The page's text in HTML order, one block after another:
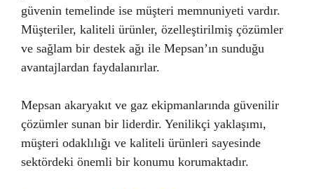
güvenin temelinde ise müşteri memnuniyeti vardır.
Müşteriler, kaliteli ürünler, özelleştirilmiş çözümler
ve sağlam bir destek ağı ile Mepsan’ın sunduğu
avantajlardan faydalanırlar.
Mepsan akaryakıt ve gaz ekipmanlarında güvenilir
çözümler sunan bir liderdir. Yenilikçi yaklaşımı,
müşteri odaklılığı ve kaliteli ürünleri sayesinde
sektördeki önemli bir konumu korumaktadır.